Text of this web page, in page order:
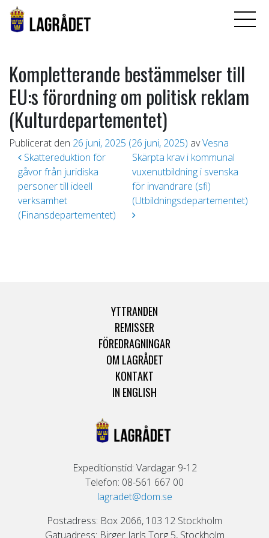
Kompletterande bestämmelser till
EU:s förordning om politisk reklam
(Kulturdepartementet)
Publicerat den 26 juni, 2025 (26 juni, 2025) avVesna
Inläggsnavigering
Skattereduktion för
gåvor från juridiska
personer till ideell
verksamhet
(Finansdepartementet)
Skärpta krav i kommunal
vuxenutbildning i svenska
för invandrare (sfi)
(Utbildningsdepartementet)
YTTRANDEN
REMISSER
FÖREDRAGNINGAR
OM LAGRÅDET
KONTAKT
IN ENGLISH
Expeditionstid: Vardagar 9-12
Telefon: 08-561 667 00
lagradet@dom.se
Postadress: Box 2066, 103 12 Stockholm
Gatuadress: Birger Jarls Torg 5, Stockholm